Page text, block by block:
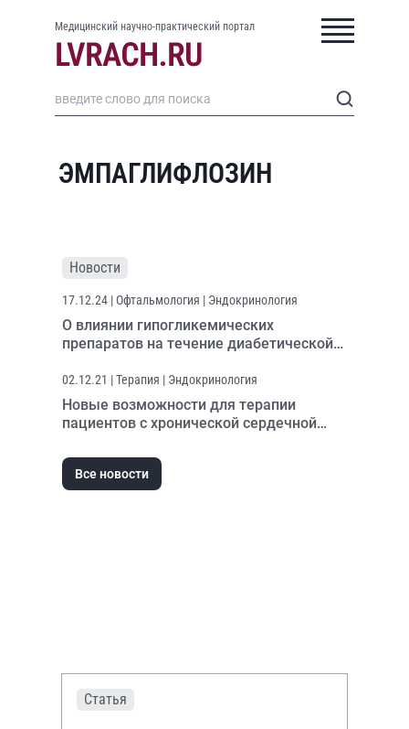
Медицинский научно-практический портал
ЭМПАГЛИФЛОЗИН
Новости
17.12.24 | Офтальмология | Эндокринология
О влиянии гипогликемических
препаратов на течение диабетической
02.12.21 | Терапия | Эндокринология
Новые возможности для терапии
пациентов с хронической сердечной
фракцией выброса
Все новости
Статья